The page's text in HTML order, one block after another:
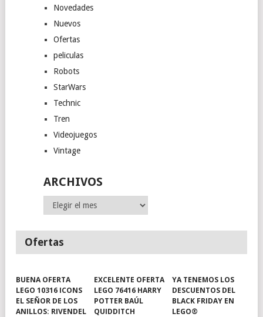
Novedades
Nuevos
Ofertas
peliculas
Robots
StarWars
Technic
Tren
Videojuegos
Vintage
ARCHIVOS
Archivos
Ofertas
BUENA OFERTA
LEGO 10316 ICONS
EL SEÑOR DE LOS
ANILLOS: RIVENDEL
EXCELENTE OFERTA
LEGO 76416 HARRY
POTTER BAÚL
QUIDDITCH
YA TENEMOS LOS
DESCUENTOS DEL
BLACK FRIDAY EN
LEGO®